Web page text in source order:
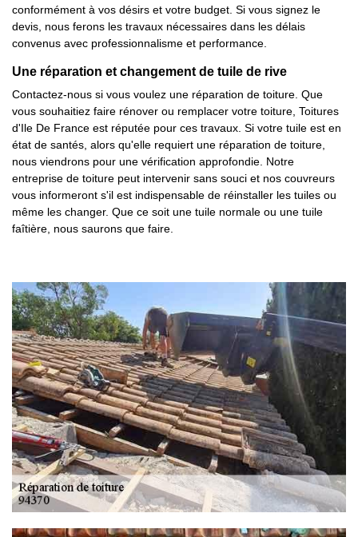
conformément à vos désirs et votre budget. Si vous signez le
devis, nous ferons les travaux nécessaires dans les délais
convenus avec professionnalisme et performance.
Une réparation et changement de tuile de rive
Contactez-nous si vous voulez une réparation de toiture. Que
vous souhaitiez faire rénover ou remplacer votre toiture, Toitures
d'Ile De France est réputée pour ces travaux. Si votre tuile est en
état de santés, alors qu'elle requiert une réparation de toiture,
nous viendrons pour une vérification approfondie. Notre
entreprise de toiture peut intervenir sans souci et nos couvreurs
vous informeront s'il est indispensable de réinstaller les tuiles ou
même les changer. Que ce soit une tuile normale ou une tuile
faîtière, nous saurons que faire.